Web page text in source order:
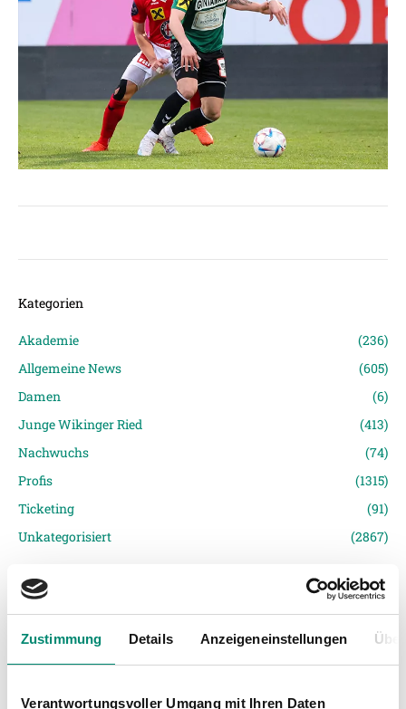
Zustimmung Details Anzeigeneinstellungen
Verantwortungsvoller Umgang mit Ihren Daten
Kategorien
Akademie
(236)
Allgemeine News
(605)
Damen
(6)
Junge Wikinger Ried
(413)
Nachwuchs
(74)
Profis
(1315)
Ticketing
(91)
Unkategorisiert
(2867)